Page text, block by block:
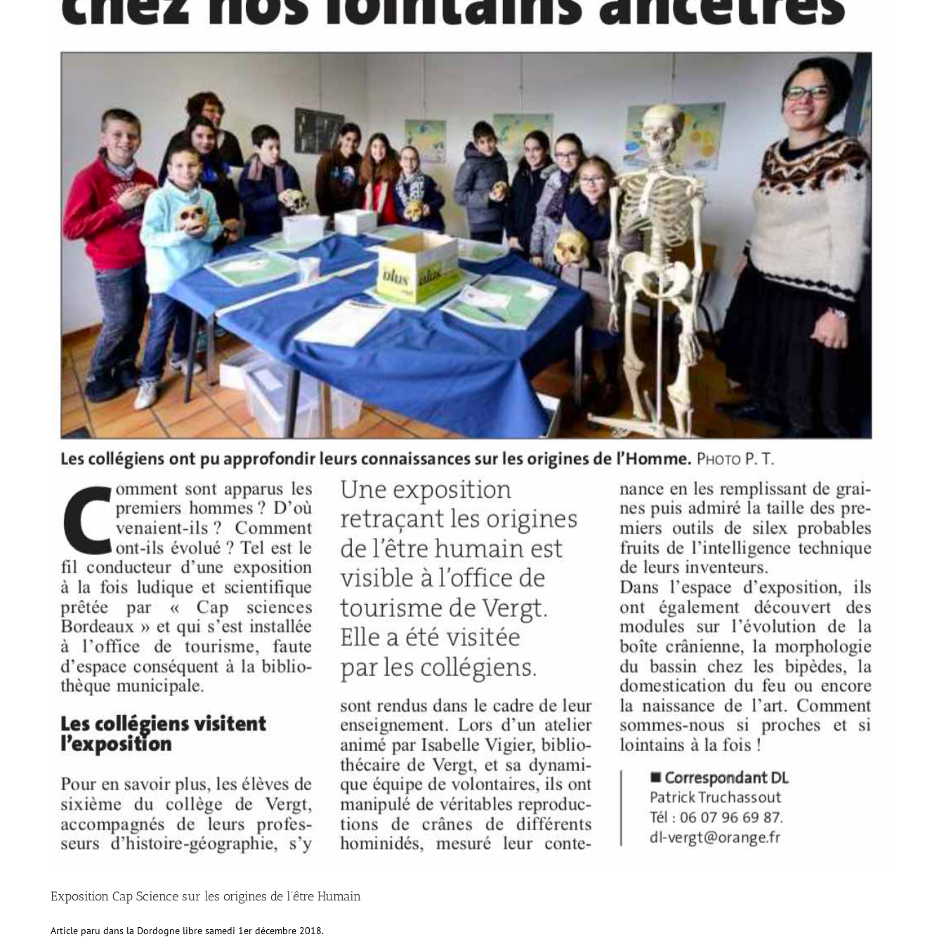
Exposition Cap Science sur les origines de l’être Humain
Article paru dans la Dordogne libre samedi 1er décembre 2018.